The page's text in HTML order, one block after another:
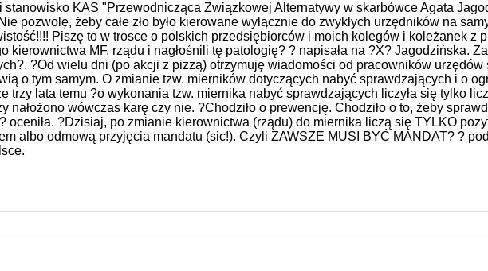
KAS "Przewodnicząca Związkowej Alternatywy w skarbówce Agata
pozwolę, żeby całe zło było kierowane wyłącznie do zwykłych urzędników na
Piszę to w trosce o polskich przedsiębiorców i moich kolegów i koleżanek z
MF, rządu i nagłośnili tę patologię? ? napisała na ?X? Jagodzińska.
?Od wielu dni (po akcji z pizzą) otrzymuję wiadomości od pracowników
o tym samym. O zmianie tzw. mierników dotyczących nabyć sprawdzających i o
trzy lata temu ?o wykonania tzw. miernika nabyć sprawdzających liczyła się tylko
nałożono wówczas karę czy nie. ?Chodziło o prewencję. Chodziło o to, żeby
oceniła. ?Dzisiaj, po zmianie kierownictwa (rządu) do miernika liczą się TYLKO
albo odmową przyjęcia mandatu (sic!). Czyli ZAWSZE MUSI BYĆ MANDAT? ?